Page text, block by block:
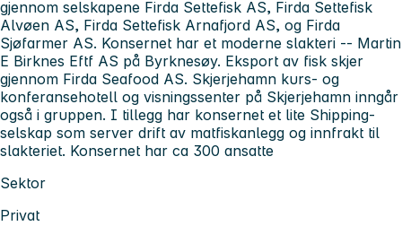
gjennom selskapene Firda Settefisk AS, Firda Settefisk
Alvøen AS, Firda Settefisk Arnafjord AS, og Firda
Sjøfarmer AS. Konsernet har et moderne slakteri -- Martin
E Birknes Eftf AS på Byrknesøy. Eksport av fisk skjer
gjennom Firda Seafood AS. Skjerjehamn kurs- og
konferansehotell og visningssenter på Skjerjehamn inngår
også i gruppen. I tillegg har konsernet et lite Shipping-
selskap som server drift av matfiskanlegg og innfrakt til
slakteriet. Konsernet har ca 300 ansatte
Sektor
Privat